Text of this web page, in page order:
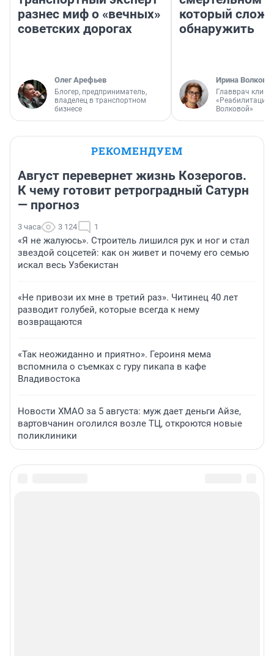
разнес миф о «вечных»
советских дорогах
Олег Арефьев
Блогер, предприниматель,
владелец в транспортном
бизнесе
который
обнаружить
Ирина Волкова
Главврач
«Реабилитация
Волковой»
РЕКОМЕНДУЕМ
Август перевернет жизнь Козерогов.
К чему готовит ретроградный Сатурн
— прогноз
3 часа 3 124 1
«Я не жалуюсь». Строитель лишился рук и ног и стал
звездой соцсетей: как он живет и почему его семью
искал весь Узбекистан
«Не привози их мне в третий раз». Читинец 40 лет
разводит голубей, которые всегда к нему
возвращаются
«Так неожиданно и приятно». Героиня мема
вспомнила о съемках с гуру пикапа в кафе
Владивостока
Новости ХМАО за 5 августа: муж дает деньги Айзе,
вартовчанин оголился возле ТЦ, откроются новые
поликлиники